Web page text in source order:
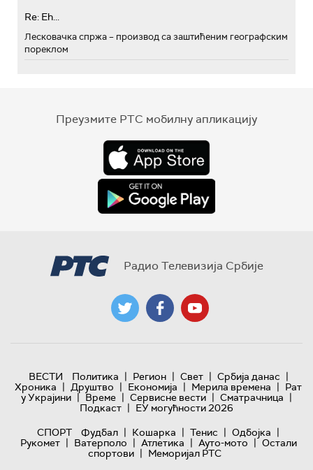
Re: Eh...
Лесковачка спржа – производ са заштићеним географским
пореклом
Преузмите РТС мобилну апликацију
Радио Телевизија Србије
ВЕСТИ Политика | Регион | Свет | Србија данас |
Хроника | Друштво | Економија | Мерила времена | Рат
у Украјини | Време | Сервисне вести | Сматрачница |
Подкаст | ЕУ могућности 2026
СПОРТ
Фудбал | Кошарка | Тенис | Одбојка |
Рукомет | Ватерполо | Атлетика | Ауто-мото | Остали
спортови | Меморијал РТС